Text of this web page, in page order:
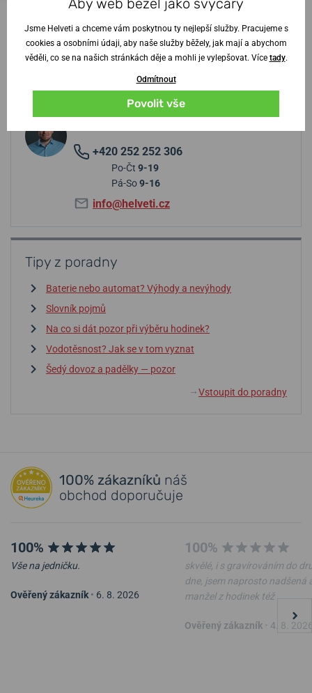
Potřebujete radu? Obraťte se na
+420 252 252 306
Po-Čt 9-19
Pá-So9-16
info@helveti.cz
Tipy z poradny
Baterie nebo automat? Výhody a nevýhody
Slovník pojmů
Na co si dát pozor při výběru hodinek?
Vodotěsnost? Jak se v tom vyznat
Šedý dovoz a padělky — pozor
↓ Vstoupit do poradny
100% zákazníků náš
obchod doporučuje
100%
Vše na jedničku.
Ověřený zákazník • 6. 8. 2026
100%
skvělé, i s gravírováním do
dne, jsem naprosto nadšená
manžel z hodinek též
Ověřený zákazník 4. 8.
Jsme Helveti a chceme vám poskytnou ty nejlepší služby. Pracujeme s
cookies a osobními údaji, aby naše služby běžely, jak mají a abychom
věděli, co se na našich stránkách děje a mohli je vylepšovat. Více tady.
Odmítnout
Povolit vše